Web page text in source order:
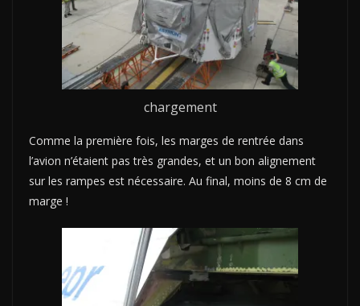
chargement
Comme la première fois, les marges de rentrée dans
l’avion n’étaient pas très grandes, et un bon alignement
sur les rampes est nécessaire. Au final, moins de 8 cm de
marge !